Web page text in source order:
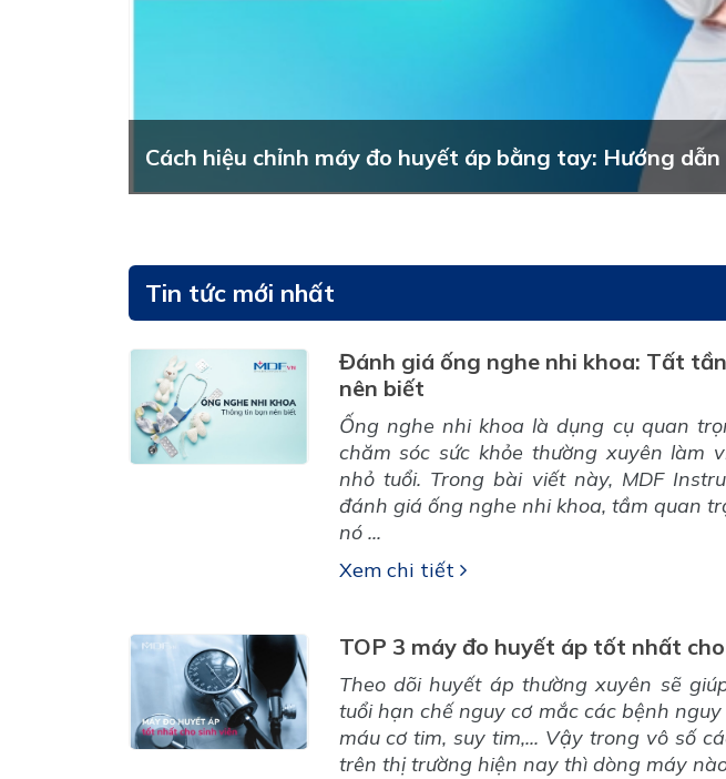
Cách hiệu chỉnh máy đo huyết áp bằng tay: Hướng
Tin tức mới nhất
Đánh giá ống nghe nhi khoa: Tất
nên biết
Ống nghe nhi khoa là dụng cụ quan
chăm sóc sức khỏe thường xuyên làm
nhỏ tuổi. Trong bài viết này, MDF
đánh giá ống nghe nhi khoa, tầm quan
nó ...
Xem chi tiết
TOP 3 máy đo huyết áp tốt nhất
Theo dõi huyết áp thường xuyên sẽ
tuổi hạn chế nguy cơ mắc các bệnh
máu cơ tim, suy tim,... Vậy trong vô số
trên thị trường hiện nay thì dòng máy